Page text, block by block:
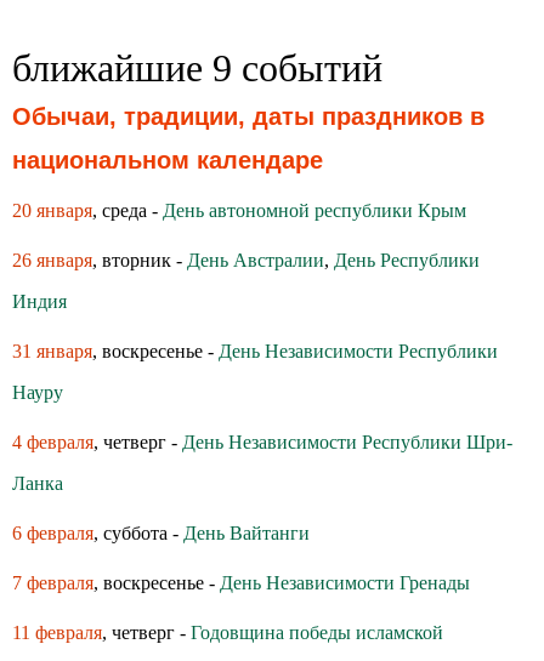
ближайшие 9 событий
Обычаи, традиции, даты праздников в
национальном календаре
20 января, среда - День автономной республики Крым
26 января, вторник - День Австралии, День Республики
Индия
31 января, воскресенье - День Независимости Республики
Науру
4 февраля, четверг - День Независимости Республики Шри-
Ланка
6 февраля, суббота - День Вайтанги
7 февраля, воскресенье - День Независимости Гренады
11 февраля, четверг - Годовщина победы исламской